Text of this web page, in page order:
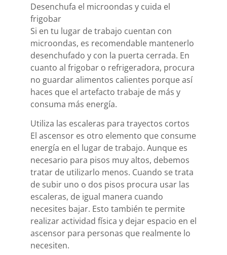
Desenchufa el microondas y cuida el
frigobar
Si en tu lugar de trabajo cuentan con
microondas, es recomendable mantenerlo
desenchufado y con la puerta cerrada. En
cuanto al frigobar o refrigeradora, procura
no guardar alimentos calientes porque así
haces que el artefacto trabaje de más y
consuma más energía.
Utiliza las escaleras para trayectos cortos
El ascensor es otro elemento que consume
energía en el lugar de trabajo. Aunque es
necesario para pisos muy altos, debemos
tratar de utilizarlo menos. Cuando se trata
de subir uno o dos pisos procura usar las
escaleras, de igual manera cuando
necesites bajar. Esto también te permite
realizar actividad física y dejar espacio en el
ascensor para personas que realmente lo
necesiten.